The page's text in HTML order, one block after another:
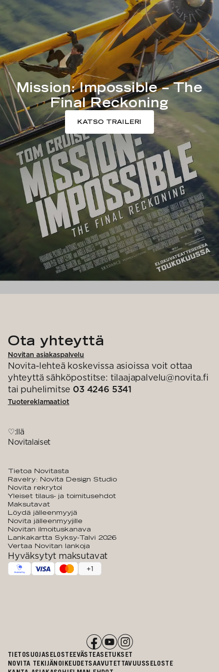
Mission: Impossible – The
Final Reckoning
KATSO TRAILERI
Ota yhteyttä
Novitan asiakaspalvelu
Novita-lehteä koskevissa asioissa voit ottaa
yhteyttä sähköpostitse: tilaajapalvelu@novita.fi
tai puhelimitse 03 4246 5341
Tuotereklamaatiot
♡:llä
Novitalaiset
Tietoa Novitasta
Ravelry: Novita Design Studio
Novita rekrytoi
Yleiset tilaus- ja toimitusehdot
Maksutavat
Löydä jälleenmyyjä
Novita jälleenmyyjille
Novitan ilmoituskanava
Lankakartta Syksy-Talvi 2026
Vertaa Novitan lankoja
Hyväksytyt maksutavat
+1
TIETOSUOJASELOSTEEVÄSTEASETUKSET
NOVITA TEKIJÄNOIKEUDETSAAVUTETTAVUUSSELOSTE